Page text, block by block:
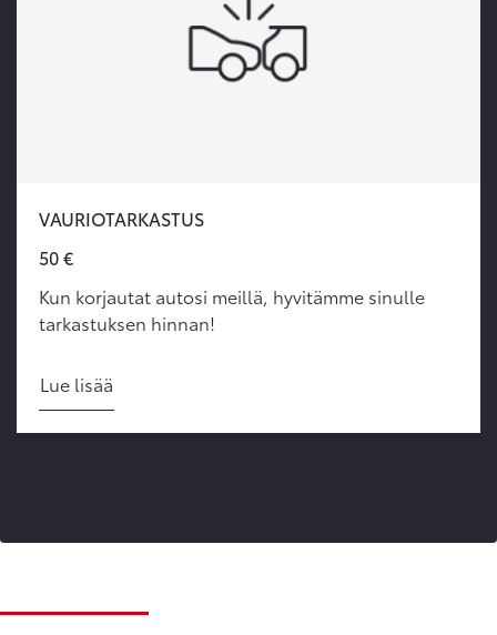
VAURIOTARKASTUS
50 €
Kun korjautat autosi meillä, hyvitämme sinulle
tarkastuksen hinnan!
Lue lisää